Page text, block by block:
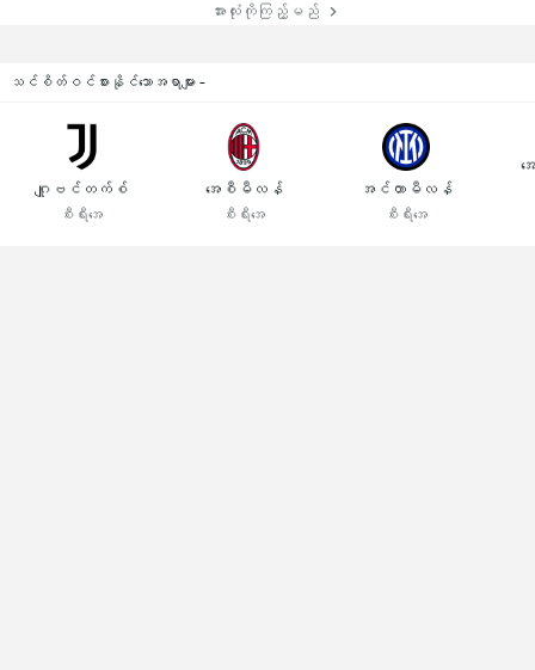
အားလုံးကိုကြည့်မည်
သင်စိတ်ဝင်စားနိုင်သောအရာများ -
ဂျူဗင်တက်စ်
စီးရီးအေ
အေစီမီလန်
စီးရီးအေ
အင်တာမီလန်
စီးရီးအေ
အ